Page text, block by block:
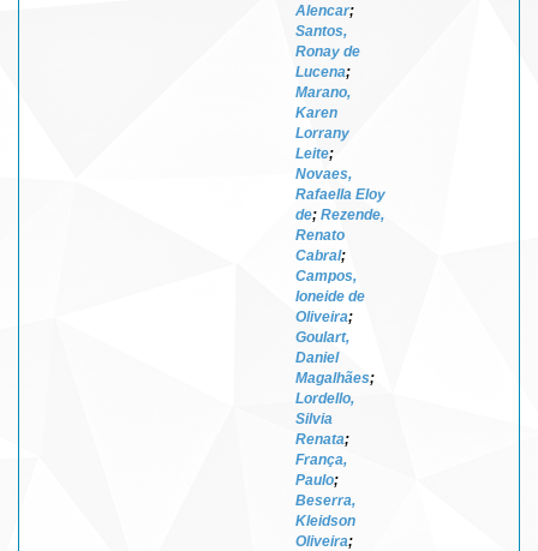
Alencar;
Santos,
Ronay de
Lucena;
Marano,
Karen
Lorrany
Leite;
Novaes,
Rafaella Eloy
de; Rezende,
Renato
Cabral;
Campos,
Ioneide de
Oliveira;
Goulart,
Daniel
Magalhães;
Lordello,
Silvia
Renata;
França,
Paulo;
Beserra,
Kleidson
Oliveira;